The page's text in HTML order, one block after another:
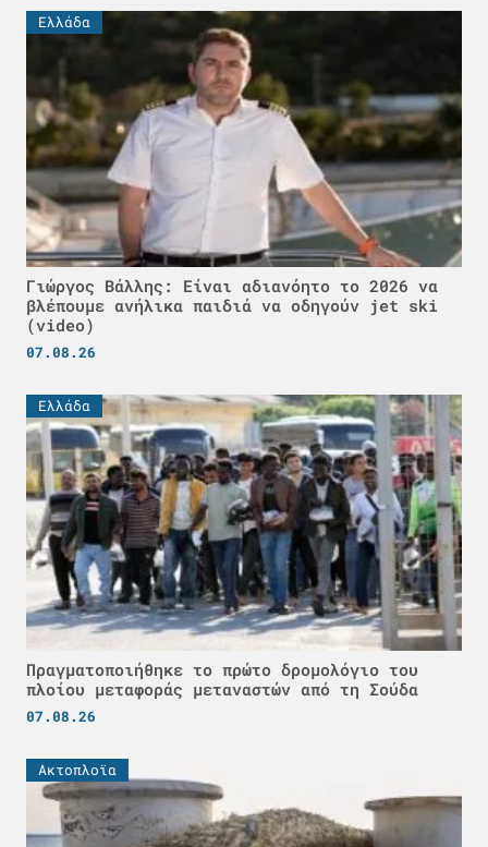
Ελλάδα
Γιώργος Βάλλης: Είναι αδιανόητο το 2026 να
βλέπουμε ανήλικα παιδιά να οδηγούν jet ski
(video)
07.08.26
Ελλάδα
Πραγματοποιήθηκε το πρώτο δρομολόγιο του
πλοίου μεταφοράς μεταναστών από τη Σούδα
07.08.26
Ακτοπλοϊα